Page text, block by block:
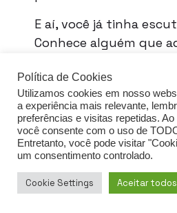
E aí, você já tinha
Conhece alguém que
Política de
Direitos reservados
Política de Cookies
Utilizamos cookies em nosso
a experiência mais relevante,
preferências e visitas repetidas.
você consente com o uso de
Entretanto, você pode visitar
um consentimento controlado.
Cookie Settings Aceitar todos